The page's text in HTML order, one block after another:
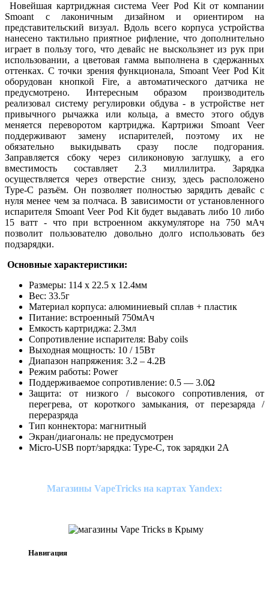
Новейшая картриджная система Veer Pod Kit от компании
Smoant с лаконичным дизайном и ориентиром на
представительский визуал. Вдоль всего корпуса устройства
нанесено тактильно приятное рифление, что дополнительно
играет в пользу того, что девайс не выскользнет из рук при
использовании, а цветовая гамма выполнена в сдержанных
оттенках. С точки зрения функционала, Smoant Veer Pod Kit
оборудован кнопкой Fire, а автоматического датчика не
предусмотрено. Интересным образом производитель
реализовал систему регулировки обдува - в устройстве нет
привычного рычажка или кольца, а вместо этого обдув
меняется переворотом картриджа. Картрижи Smoant Veer
поддерживают замену испарителей, поэтому их не
обязательно выкидывать сразу после подгорания.
Заправляется сбоку через силиконовую заглушку, а его
вместимость составляет 2.3 миллилитра. Зарядка
осуществляется через отверстие снизу, здесь расположено
Type-C разъём. Он позволяет полностью зарядить девайс с
нуля менее чем за полчаса. В зависимости от установленного
испарителя Smoant Veer Pod Kit будет выдавать либо 10 либо
15 ватт - что при встроенном аккумуляторе на 750 мАч
позволит пользователю довольно долго использовать без
подзарядки.
Основные характеристики:
Размеры: 114 х 22.5 х 12.4мм
Вес: 33.5г
Материал корпуса: алюминиевый сплав + пластик
Питание: встроенный 750мАч
Емкость картриджа: 2.3мл
Сопротивление испарителя: Baby coils
Выходная мощность: 10 / 15Вт
Диапазон напряжения: 3.2 – 4.2В
Режим работы: Power
Поддерживаемое сопротивление: 0.5 — 3.0Ω
Защита: от низкого / высокого сопротивления, от
перегрева, от короткого замыкания, от перезаряда /
переразряда
Тип коннектора: магнитный
Экран/диагональ: не предусмотрен
Micro-USB порт/зарядка: Type-C, ток зарядки 2А
Магазины VapeTricks на картах Yandex:
Навигация